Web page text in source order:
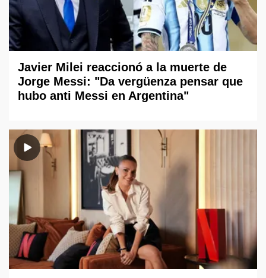
Javier Milei reaccionó a la muerte de
Jorge Messi: "Da vergüenza pensar que
hubo anti Messi en Argentina"